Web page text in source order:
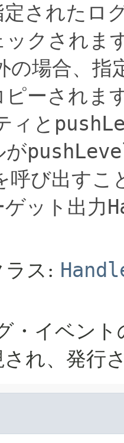
されたロ
ックされま
の場合、指
ーされま
ィと
が
呼び出すこ
ット出力
ラス:
・イベント
れ、発行